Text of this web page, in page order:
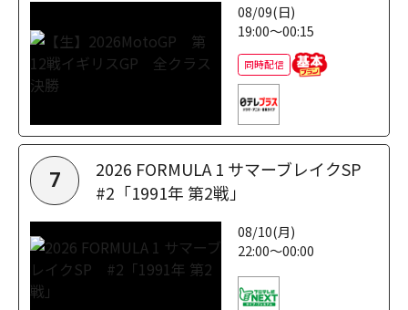
08/09(日)
19:00～00:15
同時配信
7
2026 FORMULA 1 サマーブレイクSP
#2「1991年 第2戦」
08/10(月)
22:00～00:00